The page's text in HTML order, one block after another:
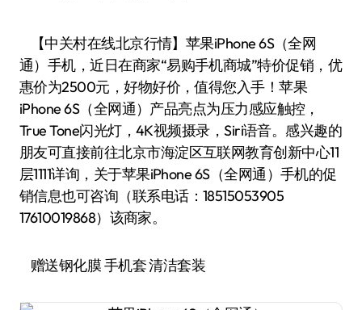
【中关村在线北京行情】苹果iPhone 6S（全网
通）手机，近日在商家“易购手机商城”特价促销，优
惠价为2500元，好物好价，值得您入手！苹果
iPhone 6S（全网通）产品亮点为压力感应触控，
True Tone闪光灯，4K视频摄录，Siri语音。感兴趣的
朋友可直接前往北京市海淀区互联网教育创新中心11
层1111详询，关于苹果iPhone 6S（全网通）手机的促
销信息也可咨询（联系电话：18515053905
17610019868）该商家。
赠送钢化膜 手机套 清洁套装